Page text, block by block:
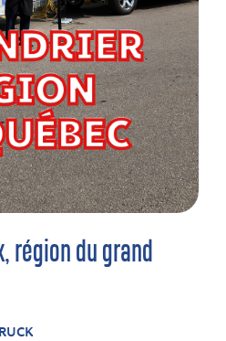
région du grand